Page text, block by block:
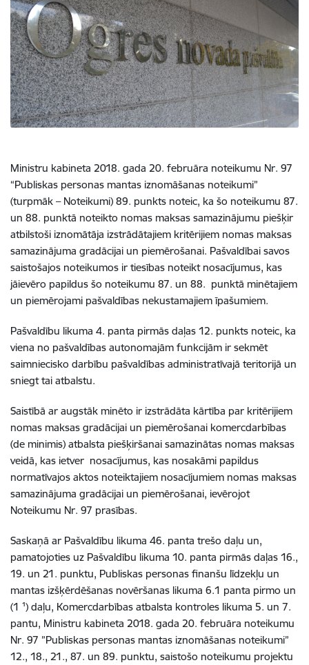
Ministru kabineta 2018. gada 20. februāra noteikumu Nr. 97
“Publiskas personas mantas iznomāšanas noteikumi”
(turpmāk – Noteikumi) 89. punkts noteic, ka šo noteikumu 87.
un 88. punktā noteikto nomas maksas samazinājumu piešķir
atbilstoši iznomātāja izstrādātajiem kritērijiem nomas maksas
samazinājuma gradācijai un piemērošanai. Pašvaldībai savos
saistošajos noteikumos ir tiesības noteikt nosacījumus, kas
jāievēro papildus šo noteikumu 87. un 88. punktā minētajiem
un piemērojami pašvaldības nekustamajiem īpašumiem.
Pašvaldību likuma 4. panta pirmās daļas 12. punkts noteic, ka
viena no pašvaldības autonomajām funkcijām ir sekmēt
saimniecisko darbību pašvaldības administratīvajā teritorijā un
sniegt tai atbalstu.
Saistībā ar augstāk minēto ir izstrādāta kārtība par kritērijiem
nomas maksas gradācijai un piemērošanai komercdarbības
(de minimis) atbalsta piešķiršanai samazinātas nomas maksas
veidā, kas ietver nosacījumus, kas nosakāmi papildus
normatīvajos aktos noteiktajiem nosacījumiem nomas maksas
samazinājuma gradācijai un piemērošanai, ievērojot
Noteikumu Nr. 97 prasības.
Saskaņā ar Pašvaldību likuma 46. panta trešo daļu un,
pamatojoties uz Pašvaldību likuma 10. panta pirmās daļas 16.,
19. un 21. punktu, Publiskas personas finanšu līdzekļu un
mantas izšķērdēšanas novēršanas likuma 6.1 panta pirmo un
(1 ¹) daļu, Komercdarbības atbalsta kontroles likuma 5. un 7.
pantu, Ministru kabineta 2018. gada 20. februāra noteikumu
Nr. 97 ”Publiskas personas mantas iznomāšanas noteikumi”
12., 18., 21., 87. un 89. punktu, saistošo noteikumu projektu